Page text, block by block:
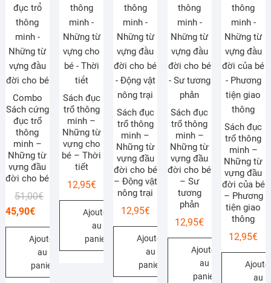
Combo
Sách cứng
đục trổ
thông
minh –
Những từ
vựng đầu
đời cho bé
51,00€Le
initial
était :
51,00€.
45,90€
Le
actuel
est :
45,90€.
Ajouter
au
panier
Sách đục
trổ thông
minh –
Những từ
vựng cho
bé – Thời
tiết
12,95€
Ajouter
au
panier
Sách đục
trổ thông
minh –
Những từ
vựng đầu
đời cho bé
– Động vật
nông trại
12,95€
Ajouter
au
panier
Sách đục
trổ thông
minh –
Những từ
vựng đầu
đời cho bé
– Sư
tương
phản
12,95€
Ajouter
au
panier
Sách đục
trổ thông
minh –
Những từ
vựng đầu
đời của bé
– Phương
tiện giao
thông
12,95€
au